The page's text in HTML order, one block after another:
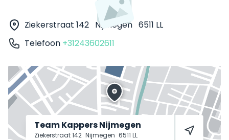
Ziekerstraat 142 Nijmegen 6511 LL
Telefoon +31243602611
Team Kappers Nijmegen
Ziekerstraat 142 Nijmegen 6511 LL